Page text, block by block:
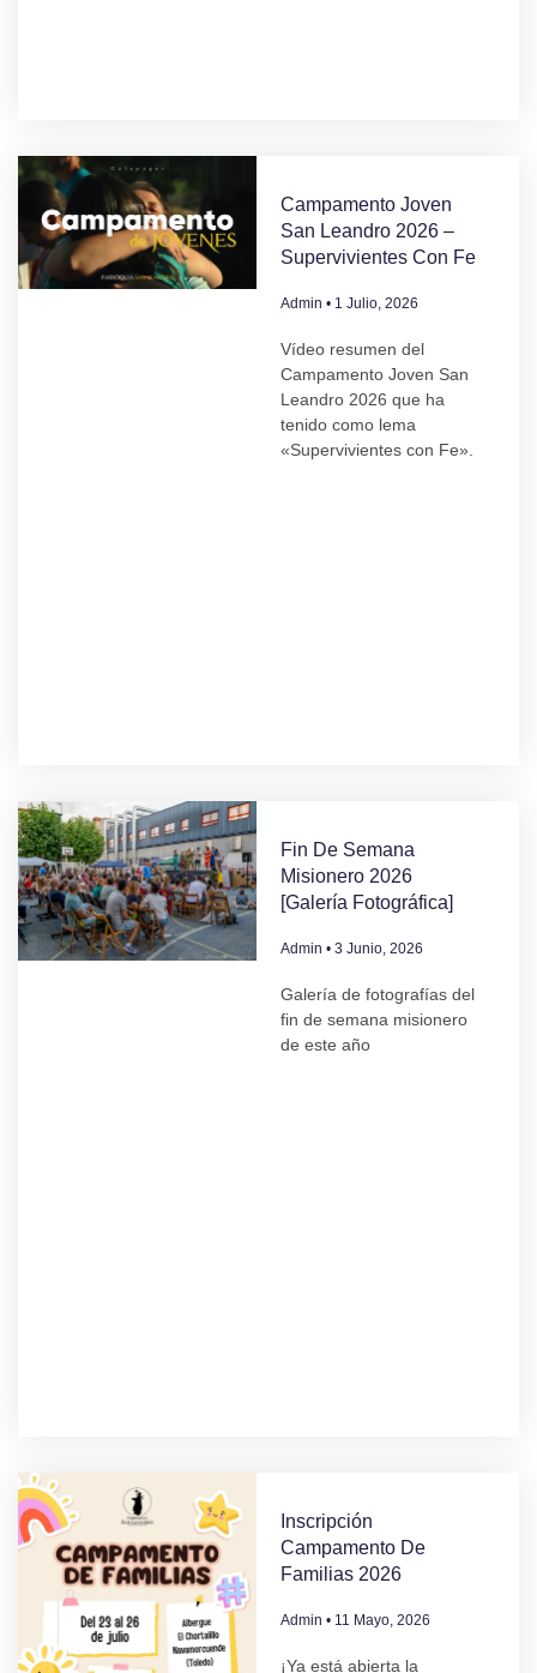
Campamento Joven
San Leandro 2026 –
Supervivientes Con Fe
Admin 1 Julio, 2026
Vídeo resumen del
Campamento Joven San
Leandro 2026 que ha
tenido como lema
«Supervivientes con Fe».
Fin De Semana
Misionero 2026
[Galería Fotográfica]
Admin 3 Junio, 2026
Galería de fotografías del
fin de semana misionero
de este año
Inscripción
Campamento De
Familias 2026
Admin 11 Mayo, 2026
¡Ya está abierta la